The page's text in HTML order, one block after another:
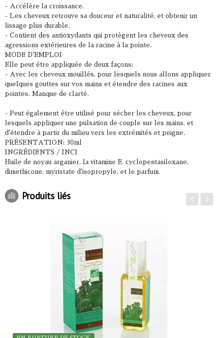
- Accélère la croissance.
- Les cheveux retrouve sa douceur et naturalité, et obtenir un
lissage plus durable.
- Contient des antioxydants qui protègent les cheveux des
agressions extérieures de la racine à la pointe.
MODE D'EMPLOI
Elle peut être appliquée de deux façons:
- Avec les cheveux mouillés, pour lesquels nous allons appliquer
quelques gouttes sur vos mains et étendre des racines aux
pointes. Manque de clarté.
- Peut également être utilisé pour sécher les cheveux, pour
lesquels appliquer une pulsation de couple sur les mains, et
d'étendre à partir du milieu vers les extrémités et peigne.
PRÉSENTATION: 30ml
INGRÉDIENTS / INCI
Huile de noyau arganier, la vitamine E, cyclopentasiloxane,
dimethicone, myristate d'isopropyle, et le parfum.
Produits liés